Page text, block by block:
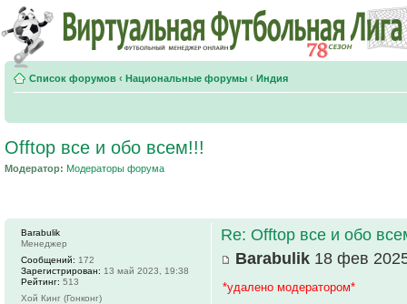
Список форумов ‹ Национальные форумы ‹ Индия
Offtop все и обо всем!!!
Модератор: Модераторы форума
Re: Offtop все и обо
Barabulik 18 фев
*удалено модератором*
Barabulik
Менеджер
Сообщений: 172
Зарегистрирован: 13 май 2023, 19:38
Рейтинг: 513
Хой Кинг (Гонконг)